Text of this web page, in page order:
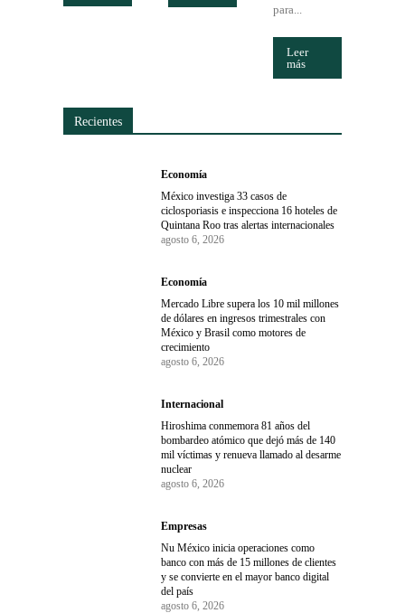
para...
Leer
más
Recientes
Economía
México investiga 33 casos de
ciclosporiasis e inspecciona 16 hoteles de
Quintana Roo tras alertas internacionales
agosto 6, 2026
Economía
Mercado Libre supera los 10 mil millones
de dólares en ingresos trimestrales con
México y Brasil como motores de
crecimiento
agosto 6, 2026
Internacional
Hiroshima conmemora 81 años del
bombardeo atómico que dejó más de 140
mil víctimas y renueva llamado al desarme
nuclear
agosto 6, 2026
Empresas
Nu México inicia operaciones como
banco con más de 15 millones de clientes
y se convierte en el mayor banco digital
del país
agosto 6, 2026